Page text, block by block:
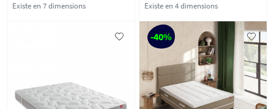
Existe en 7 dimensions
Existe en 4 dimensions
-40%